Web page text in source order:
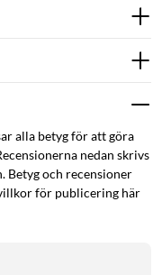
och smarta hem.
eller till ett befintligt
anpassar signalen
störning.
kapaciteten och
alla betyg för att göra
nedan skrivs
Betyg och recensioner
för publicering här